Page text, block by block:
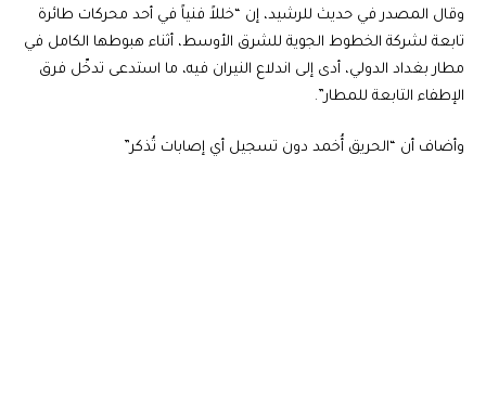
وقال المصدر في حديث للرشيد، إن “خللاً فنياً في أحد محركات طائرة
تابعة لشركة الخطوط الجوية للشرق الأوسط، أثناء هبوطها الكامل في
مطار بغداد الدولي، أدى إلى اندلاع النيران فيه، ما استدعى تدخّل فرق
الإطفاء التابعة للمطار”.
وأضاف أن “الحريق أُخمد دون تسجيل أي إصابات تُذكر”